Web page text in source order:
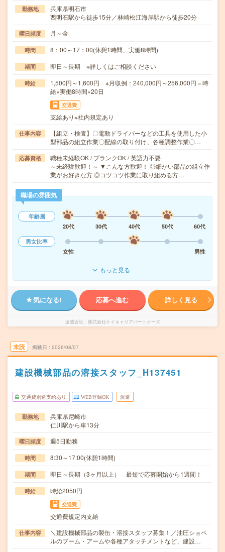
勤務地
兵庫県明石市
西明石駅から徒歩15分／林崎松江海岸駅から徒歩20分
曜日頻度 月～金
時間 8：00～17：00(休憩1時間、実働8時間)
期間 即日～長期 ※詳しくはご相談ください
時給
1,500円～1,600円 ※月収例：240,000円～256,000円＝時
給×実働8時間×20日
交通費
支給あり※社内規定あり
仕事内容
【組立・検査】〇電動ドライバーなどの工具を使用した小
型部品の組立作業〇配線の取り付け、各種調整作業〇…
応募資格
職種未経験OK / ブランクOK / 英語力不要
～未経験歓迎！～ ▼こんな方歓迎！ ◎細かい部品の組立作
業がお好きな方 ◎コツコツ作業に取り組める方…
職場の雰囲気
年齢層
20代
30代 40代 50代
60代
男女比率
女性
男性
もっと見る
気になる! 応募へ進む 詳しく見る
派遣会社 株式会社ケイキャリアパートナーズ
未読 掲載日 2026/08/07
建設機械部品の溶接スタッフ_H137451
交通費別途支給あり WEB登録OK 派遣
勤務地
兵庫県尼崎市
仁川駅から車13分
曜日頻度 週5日勤務
時間 8:30～17:00(休憩1時間)
期間 即日～長期（3ヶ月以上） 最短で応募開始から1週間！
時給 時給2050円
交通費
交通費規定内支給
仕事内容
＼建設機械部品の製缶・溶接スタッフ募集！／油圧ショベ
ルのブーム・アームや各種アタッチメントなど、建設…